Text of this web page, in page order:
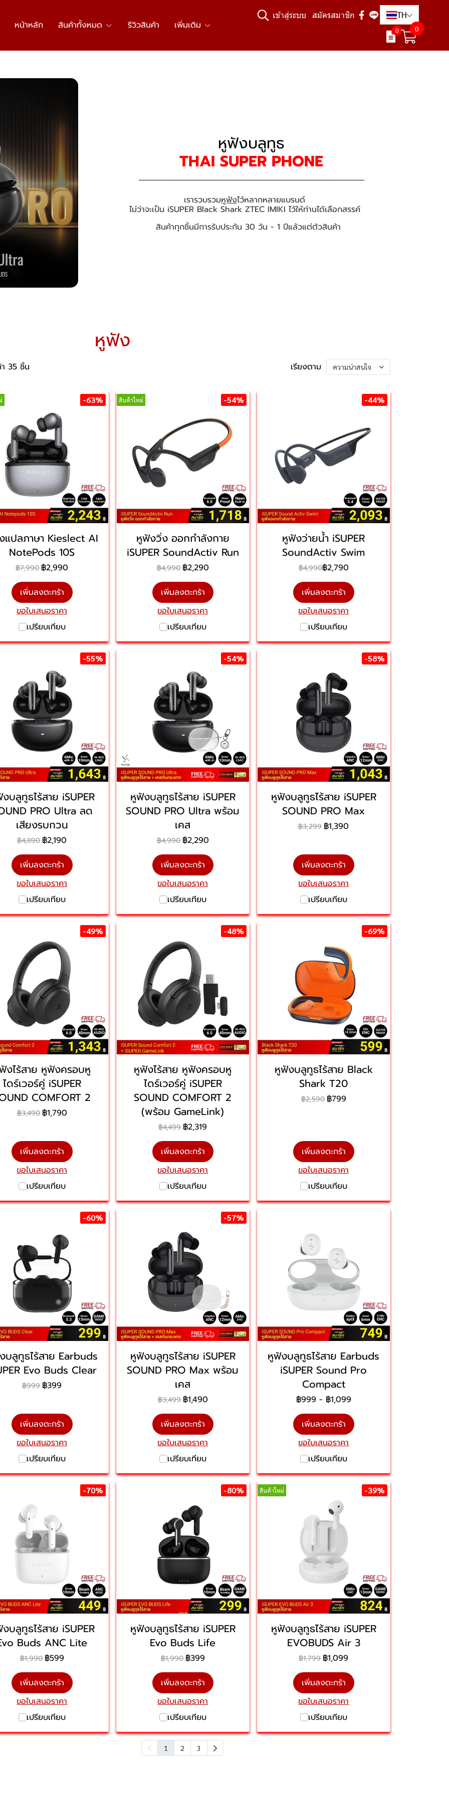
หน้าหลัก สินค้าทั้งหมด รีวิวสินค้า เพิ่มเติม
เข้าสู่ระบบ สมัครสมาชิก TH
0 0
หูฟังบลูทูธ
THAI SUPER PHONE
เรารวบรวมหูฟังไว้หลากหลายแบรนด์
ไม่ว่าจะเป็น iSUPER Black Shark ZTEC IMIKI ไว้ให้ท่านได้เลือกสรรค์
สินค้าทุกชิ้นมีการรับประกัน 30 วัน - 1 ปีแล้วแต่ตัวสินค้า
หูฟัง
35 ชิ้น เรียงตาม ความน่าสนใจ
-63%
แปลภาษา Kieslect AI
NotePods 10S
฿7,990 ฿2,990
เพิ่มลงตะกร้า
ขอใบเสนอราคา
เปรียบเทียบ
สินค้าใหม่ -54%
หูฟังวิ่ง ออกกำลังกาย
iSUPER SoundActiv Run
฿4,990 ฿2,290
เพิ่มลงตะกร้า
ขอใบเสนอราคา
เปรียบเทียบ
-44%
หูฟังว่ายน้ำ iSUPER
SoundActiv Swim
฿4,990฿2,790
เพิ่มลงตะกร้า
ขอใบเสนอราคา
เปรียบเทียบ
-55%
บลูทูธไร้สาย iSUPER
PRO Ultra ลด
เสียงรบกวน
฿4,890 ฿2,190
เพิ่มลงตะกร้า
ขอใบเสนอราคา
เปรียบเทียบ
-54%
หูฟังบลูทูธไร้สาย iSUPER
SOUND PRO Ultra พร้อม
เคส
฿4,990 ฿2,290
เพิ่มลงตะกร้า
ขอใบเสนอราคา
เปรียบเทียบ
-58%
หูฟังบลูทูธไร้สาย iSUPER
SOUND PRO Max
฿3,299 ฿1,390
เพิ่มลงตะกร้า
ขอใบเสนอราคา
เปรียบเทียบ
-49%
งไร้สาย หูฟังครอบหู
ไดร์เวอร์คู่ iSUPER
COMFORT 2
฿3,490 ฿1,790
เพิ่มลงตะกร้า
ขอใบเสนอราคา
เปรียบเทียบ
-48%
หูฟังไร้สาย หูฟังครอบหู
ไดร์เวอร์คู่ iSUPER
SOUND COMFORT 2
(พร้อม GameLink)
฿4,499 ฿2,319
เพิ่มลงตะกร้า
ขอใบเสนอราคา
เปรียบเทียบ
-69%
หูฟังบลูทูธไร้สาย Black
Shark T20
฿2,590 ฿799
เพิ่มลงตะกร้า
ขอใบเสนอราคา
เปรียบเทียบ
-60%
บลูทูธไร้สาย Earbuds
Evo Buds Clear
฿999 ฿399
เพิ่มลงตะกร้า
ขอใบเสนอราคา
เปรียบเทียบ
-57%
หูฟังบลูทูธไร้สาย iSUPER
SOUND PRO Max พร้อม
เคส
฿3,499 ฿1,490
เพิ่มลงตะกร้า
ขอใบเสนอราคา
เปรียบเทียบ
หูฟังบลูทูธไร้สาย Earbuds
iSUPER Sound Pro
Compact
฿999 - ฿1,099
เพิ่มลงตะกร้า
ขอใบเสนอราคา
เปรียบเทียบ
-70%
บลูทูธไร้สาย iSUPER
Buds ANC Lite
฿1,990 ฿599
เพิ่มลงตะกร้า
ขอใบเสนอราคา
เปรียบเทียบ
-80%
หูฟังบลูทูธไร้สาย iSUPER
Evo Buds Life
฿1,990 ฿399
เพิ่มลงตะกร้า
ขอใบเสนอราคา
เปรียบเทียบ
สินค้าใหม่ -39%
หูฟังบลูทูธไร้สาย iSUPER
EVOBUDS Air 3
฿1,799 ฿1,099
เพิ่มลงตะกร้า
ขอใบเสนอราคา
เปรียบเทียบ
1 2 3